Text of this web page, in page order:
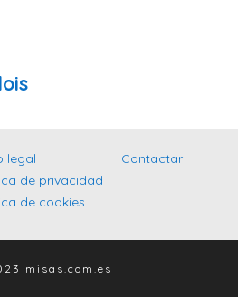
legal
de privacidad
de cookies
Contactar
misas.com.es